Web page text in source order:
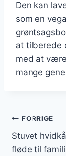
Den kan
som en
at tilberede
med at
mange
FORRIGE
Stuvet
fløde til